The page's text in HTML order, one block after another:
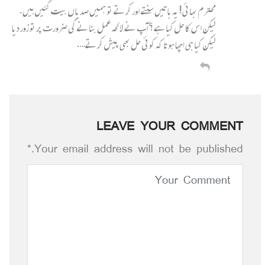
محترم بھائی! یہ باتیں سنتے اور کرتے تو ہمیں صدیاں بیت گئیں ہیں.
لیکن اس کا حل کیا ہے؟ آپ نے لائحہ عمل بنانے کی ضرورت پر تو زور دیا
لیکن کیا ہی اچھا ہوتا کہ کوئی حل بھی پیش کرتے….
LEAVE YOUR COMMENT
Your email address will not be published.*